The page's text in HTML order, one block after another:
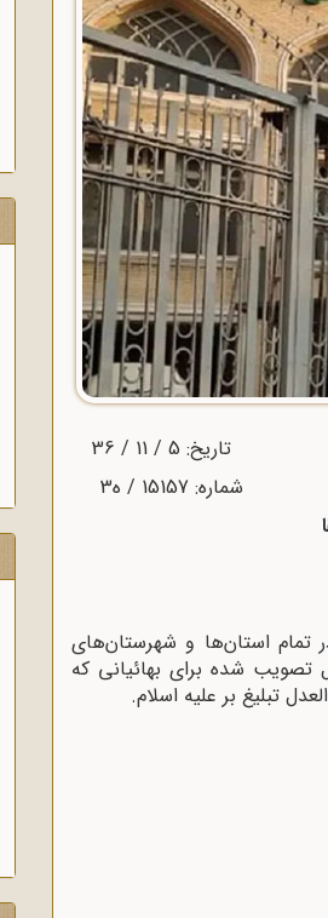
تمام استان‌ها و شهرستان‌های
ما ساخته‌اند بودجه‌ای به مبلغ 10 میلیارد ریال تصویب شده برای بهائیانی که
تبلیغ بر علیه اسلام.